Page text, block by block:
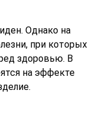
Однако на
при которых
здоровью. В
на эффекте